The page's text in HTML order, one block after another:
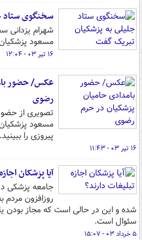
سخنگوی ستاد
شهرام یزدانی
مسعود
۱۶ تیر ۰۳ - ۱۲:۰۴
عکس/ حضور
رضوی
تصویری از
مسعود
پیروزی را ببینید.
۱۶ تیر ۰۳ - ۱۱:۴۳
آیا پزشکان
جامعه پزشکی
روزافزون
شده و این در حالی است که مجاز بودن
سئوال است.
۵ خرداد ۰۳ - ۱۵:۰۷